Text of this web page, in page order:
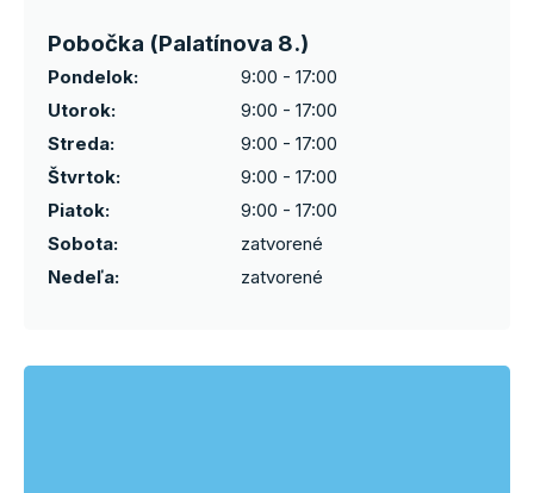
Pobočka (Palatínova 8.)
Pondelok:
9:00 - 17:00
Utorok:
9:00 - 17:00
Streda:
9:00 - 17:00
Štvrtok:
9:00 - 17:00
Piatok:
9:00 - 17:00
Sobota:
zatvorené
Nedeľa:
zatvorené